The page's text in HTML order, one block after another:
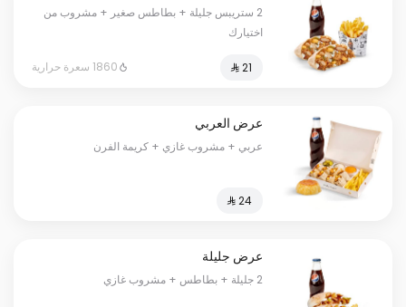
2 ستريبس جليلة + بطاطس صغير + مشروب من
اختيارك
1860 سعرة حرارية
عرض العربي
عربي + مشروب غازي + كريمة الفرن
⁨⁦‪‬ 24⁩
عرض جليلة
2 جليلة + بطاطس + مشروب غازي